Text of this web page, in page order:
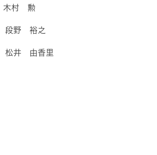
村 勲
野 裕之
井 由香里